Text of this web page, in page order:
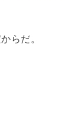
らだ。